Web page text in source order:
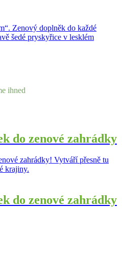
Zenový doplněk do každé
šedé pryskyřice v lesklém
ihned
do zenové zahrádky
do zenové zahrádky